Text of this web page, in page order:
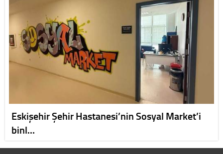
Eskişehir Şehir Hastanesi’nin Sosyal Market’i
binl…